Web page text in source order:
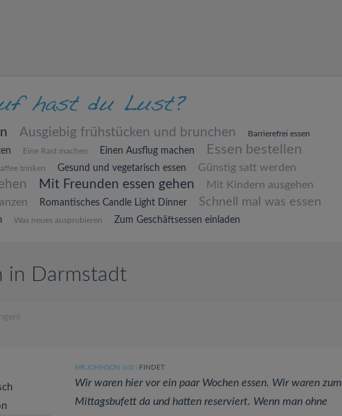
Ausgiebig frühstücken und brunchen Barrierefrei essen
Eine Rast machen Einen Ausflug machen Essen bestellen
trinken Gesund und vegetarisch essen Günstig satt werden
Mit Freunden essen gehen
Mit Kindern ausgehen
Romantisches Candle Light Dinner Schnell mal was essen
Was neues ausprobieren Zum Geschäftsessen einladen
in Darmstadt
MR.JOHNSON (102 )FINDET:
Wir waren hier vor ein paar Wochen essen. Wir waren zum
Mittagsbufett da und hatten reserviert. Wenn man ohne